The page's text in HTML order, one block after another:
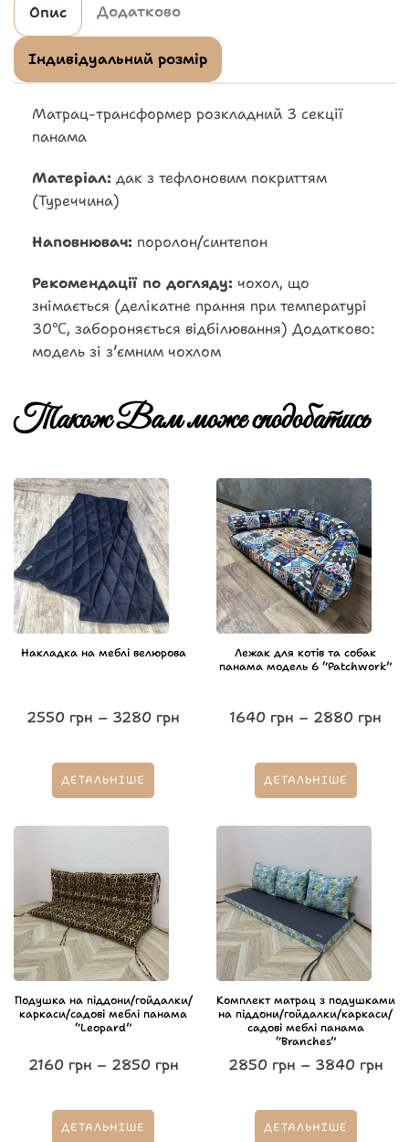
Опис Додатково
Індивідуальний розмір
Матрац-трансформер розкладний 3 секції
панама
Матеріал: дак з тефлоновим покриттям
(Туреччина)
Наповнювач: поролон/синтепон
Рекомендації по догляду: чохол, що
знімається (делікатне прання при температурі
30℃, забороняється відбілювання) Додатково:
модель зі зʼємним чохлом
Також Вам може сподобатись
Накладка на меблі велюрова
2550 грн – 3280 грн
ДЕТАЛЬНІШЕ
Лежак для котів та собак
панама модель 6 “Patchwork”
1640 грн – 2880 грн
ДЕТАЛЬНІШЕ
Подушка на піддони/гойдалки/
каркаси/садові меблі панама
“Leopard”
2160 грн – 2850 грн
ДЕТАЛЬНІШЕ
Комплект матрац з подушками
на піддони/гойдалки/каркаси/
садові меблі панама
“Branches”
2850 грн – 3840 грн
ДЕТАЛЬНІШЕ